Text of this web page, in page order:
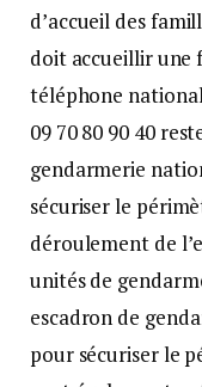
d’accueil des
doit accueillir une
téléphone
09 70 80 90 40
gendarmerie
sécuriser le
déroulement de
unités de
escadron de
pour sécuriser le